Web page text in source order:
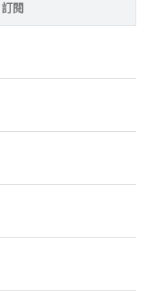
訂閱